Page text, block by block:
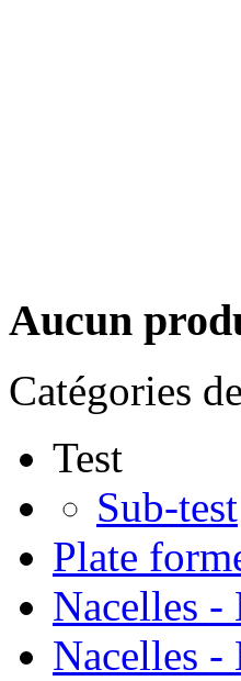
Aucun
Catégories
Test
Sub-test
Plate
Nacelles -
Nacelles -